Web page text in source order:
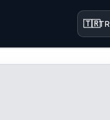
🇹🇷TR